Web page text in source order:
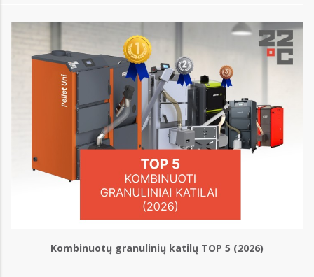
Kombinuotų granulinių katilų TOP 5 (2026)